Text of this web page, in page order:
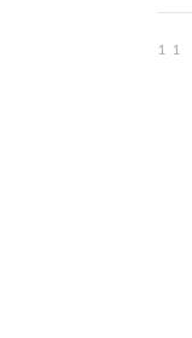
11